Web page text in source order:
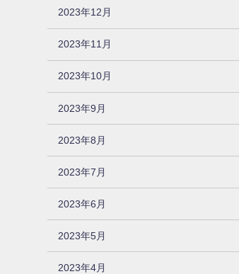
2023年12月
2023年11月
2023年10月
2023年9月
2023年8月
2023年7月
2023年6月
2023年5月
2023年4月